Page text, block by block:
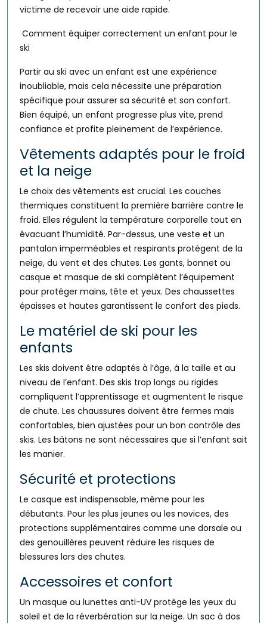
victime de recevoir une aide rapide.
Comment équiper correctement un enfant pour le
ski
Partir au ski avec un enfant est une expérience
inoubliable, mais cela nécessite une préparation
spécifique pour assurer sa sécurité et son confort.
Bien équipé, un enfant progresse plus vite, prend
confiance et profite pleinement de l’expérience.
Vêtements adaptés pour le froid
et la neige
Le choix des vêtements est crucial. Les couches
thermiques constituent la première barrière contre le
froid. Elles régulent la température corporelle tout en
évacuant l’humidité. Par-dessus, une veste et un
pantalon imperméables et respirants protègent de la
neige, du vent et des chutes. Les gants, bonnet ou
casque et masque de ski complètent l’équipement
pour protéger mains, tête et yeux. Des chaussettes
épaisses et hautes garantissent le confort des pieds.
Le matériel de ski pour les
enfants
Les skis doivent être adaptés à l’âge, à la taille et au
niveau de l’enfant. Des skis trop longs ou rigides
compliquent l’apprentissage et augmentent le risque
de chute. Les chaussures doivent être fermes mais
confortables, bien ajustées pour un bon contrôle des
skis. Les bâtons ne sont nécessaires que si l’enfant sait
les manier.
Sécurité et protections
Le casque est indispensable, même pour les
débutants. Pour les plus jeunes ou les novices, des
protections supplémentaires comme une dorsale ou
des genouillères peuvent réduire les risques de
blessures lors des chutes.
Accessoires et confort
Un masque ou lunettes anti-UV protège les yeux du
soleil et de la réverbération sur la neige. Un sac à dos